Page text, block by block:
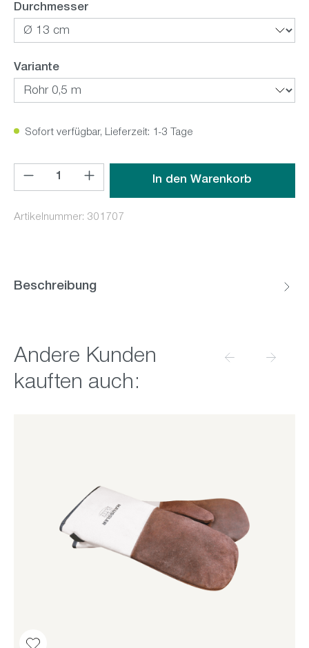
Durchmesserauswählen
Varianteauswählen
Sofort verfügbar, Lieferzeit: 1-3 Tage
Produkt Anzahl: Gib den gewünschten Wert ein oder
In den Warenkorb
Artikelnummer: 301707
Beschreibung
Produktgalerie überspringen
Andere Kunden
kauften auch: